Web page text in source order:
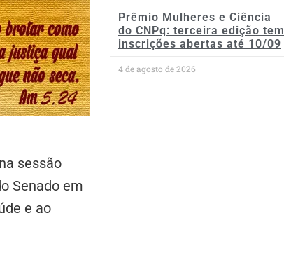
sessão
Senado em
e ao
Prêmio Mulheres e Ciência
do CNPq: terceira edição tem
inscrições abertas até 10/09
4 de agosto de 2026